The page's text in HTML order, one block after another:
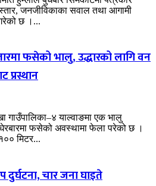
जनजीविकाका सवाल तथा आगामी
छ ।...
फसेको भालु, उद्धारको लागि वन
प्रस्थान
गाउँपालिका–४ याल्वाङमा एक भालु
फसेको अवस्थामा फेला परेको छ ।
मिटर...
दुर्घटना, चार जना घाइते